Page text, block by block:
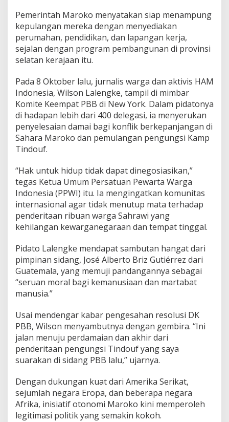
Pemerintah Maroko menyatakan siap menampung
kepulangan mereka dengan menyediakan
perumahan, pendidikan, dan lapangan kerja,
sejalan dengan program pembangunan di provinsi
selatan kerajaan itu.
Pada 8 Oktober lalu, jurnalis warga dan aktivis HAM
Indonesia, Wilson Lalengke, tampil di mimbar
Komite Keempat PBB di New York. Dalam pidatonya
di hadapan lebih dari 400 delegasi, ia menyerukan
penyelesaian damai bagi konflik berkepanjangan di
Sahara Maroko dan pemulangan pengungsi Kamp
Tindouf.
“Hak untuk hidup tidak dapat dinegosiasikan,”
tegas Ketua Umum Persatuan Pewarta Warga
Indonesia (PPWI) itu. Ia mengingatkan komunitas
internasional agar tidak menutup mata terhadap
penderitaan ribuan warga Sahrawi yang
kehilangan kewarganegaraan dan tempat tinggal.
Pidato Lalengke mendapat sambutan hangat dari
pimpinan sidang, José Alberto Briz Gutiérrez dari
Guatemala, yang memuji pandangannya sebagai
“seruan moral bagi kemanusiaan dan martabat
manusia.”
Usai mendengar kabar pengesahan resolusi DK
PBB, Wilson menyambutnya dengan gembira. “Ini
jalan menuju perdamaian dan akhir dari
penderitaan pengungsi Tindouf yang saya
suarakan di sidang PBB lalu,” ujarnya.
Dengan dukungan kuat dari Amerika Serikat,
sejumlah negara Eropa, dan beberapa negara
Afrika, inisiatif otonomi Maroko kini memperoleh
legitimasi politik yang semakin kokoh.